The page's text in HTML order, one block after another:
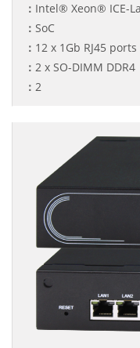
： Intel® Xeon® ICE-
： SoC
： 12 x 1Gb RJ45 ports
： 2 x SO-DIMM DDR4
： 2